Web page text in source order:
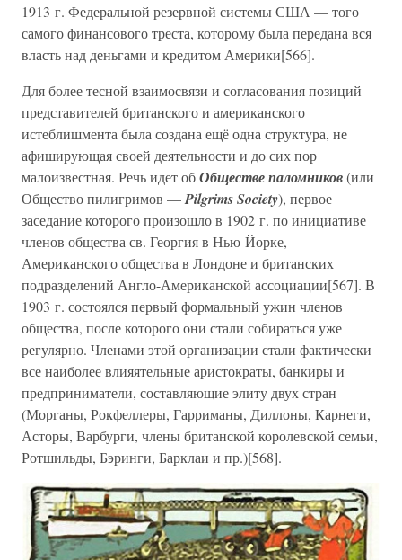
1913 г. Федеральной резервной системы США — того
самого финансового треста, которому была передана вся
власть над деньгами и кредитом Америки[566].
Для более тесной взаимосвязи и согласования позиций
представителей британского и американского
истеблишмента была создана ещё одна структура, не
афиширующая своей деятельности и до сих пор
малоизвестная. Речь идет обОбществе паломников(или
Общество пилигримов —Pilgrims Society), первое
заседание которого произошло в 1902 г. по инициативе
членов общества св. Георгия в Нью-Йорке,
Американского общества в Лондоне и британских
подразделений Англо-Американской ассоциации[567]. В
1903 г. состоялся первый формальный ужин членов
общества, после которого они стали собираться уже
регулярно. Членами этой организации стали фактически
все наиболее влияятельные аристократы, банкиры и
предприниматели, составляющие элиту двух стран
(Морганы, Рокфеллеры, Гарриманы, Диллоны, Карнеги,
Асторы, Варбурги, члены британской королевской семьи,
Ротшильды, Бэринги, Барклаи и пр.)[568].